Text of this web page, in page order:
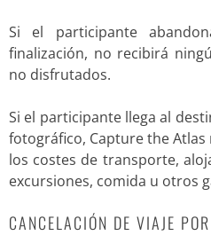
Si el participante
finalización, no recibirá
no disfrutados.
Si el participante llega al
fotográfico, Capture the
los costes de transporte,
excursiones, comida u otros
CANCELACIÓN DE VIAJE